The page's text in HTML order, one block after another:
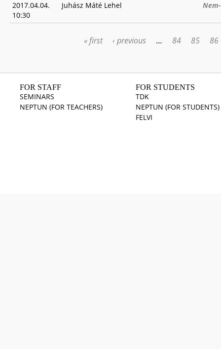
2017.04.04.
10:30
Juhász Máté Lehel
« first ‹ previous … 84 85 86
FOR STAFF
SEMINARS
NEPTUN (FOR TEACHERS)
FOR STUDENTS
TDK
NEPTUN (FOR STUDENTS)
FELVI